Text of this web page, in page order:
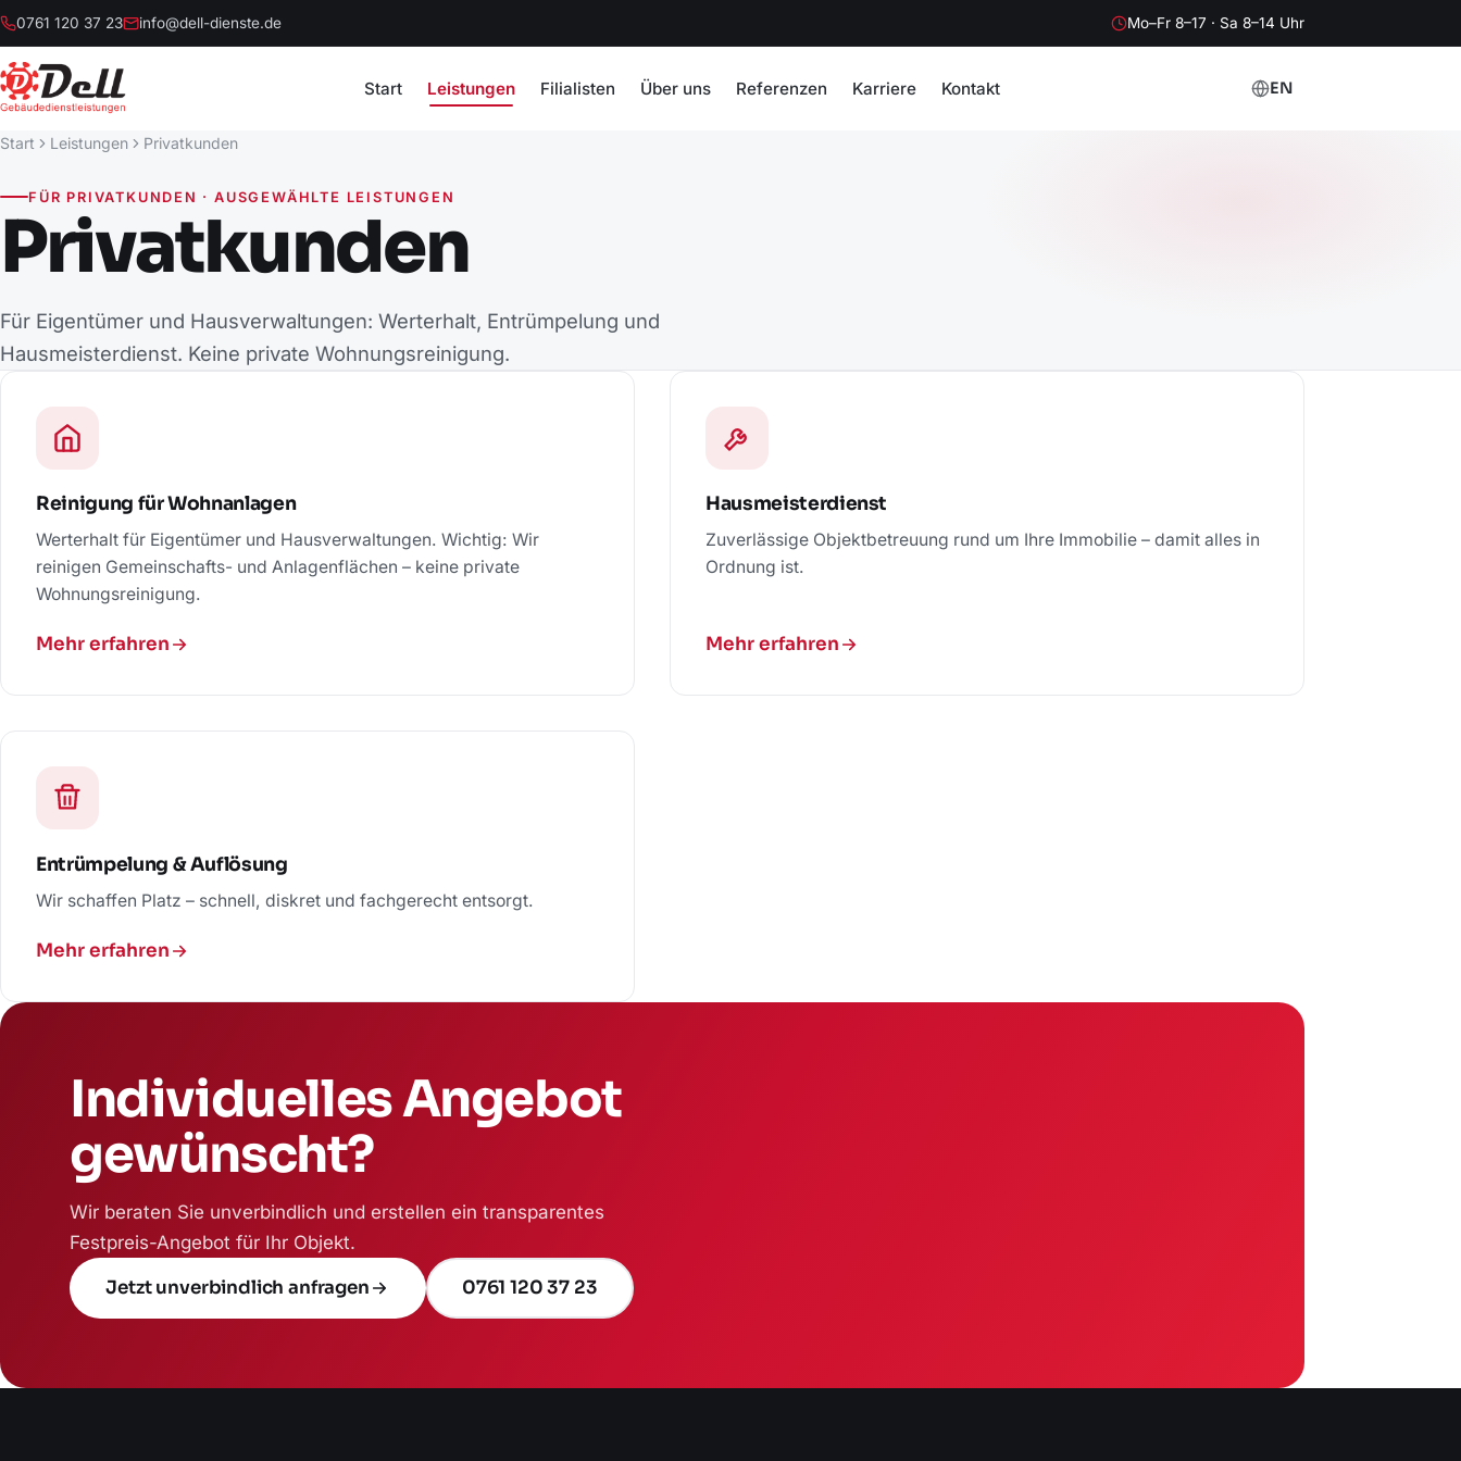
0761 120 37 23 info@dell-dienste.de Mo–Fr 8–17 · Sa 8–14 Uhr
Start Leistungen Filialisten Über uns Referenzen Karriere Kontakt EN
Start Leistungen Privatkunden
FÜR PRIVATKUNDEN · AUSGEWÄHLTE LEISTUNGEN
Privatkunden
Für Eigentümer und Hausverwaltungen: Werterhalt, Entrümpelung und
Hausmeisterdienst. Keine private Wohnungsreinigung.
Reinigung für Wohnanlagen
Werterhalt für Eigentümer und Hausverwaltungen. Wichtig: Wir
reinigen Gemeinschafts- und Anlagenflächen – keine private
Wohnungsreinigung.
Mehr erfahren
Hausmeisterdienst
Zuverlässige Objektbetreuung rund um Ihre Immobilie – damit alles in
Ordnung ist.
Mehr erfahren
Entrümpelung & Auflösung
Wir schaffen Platz – schnell, diskret und fachgerecht entsorgt.
Mehr erfahren
Individuelles Angebot
gewünscht?
Wir beraten Sie unverbindlich und erstellen ein transparentes
Festpreis-Angebot für Ihr Objekt.
Jetzt unverbindlich anfragen 0761 120 37 23